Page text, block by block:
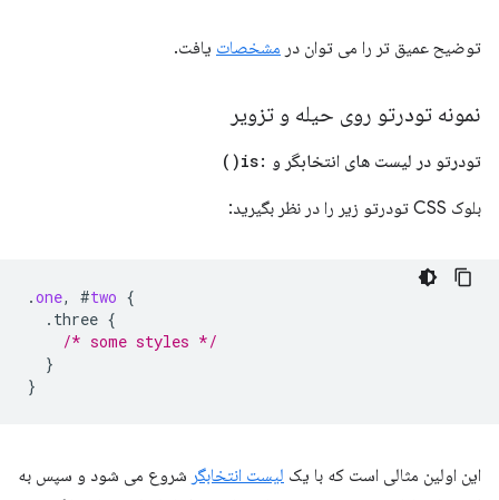
توضیح عمیق تر را می توان در مشخصات یافت.
نمونه تودرتو روی حیله و تزویر
تودرتو در لیست های انتخابگر و :
is(
)
بلوک CSS تودرتو زیر را در نظر بگیرید:
.one, #two {
.three {
/* some styles */
}
}
این اولین مثالی است که با یک لیست انتخابگر شروع می شود و سپس به